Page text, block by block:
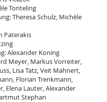
Tonteling
Theresa Schulz, Michèle
Paterakis
Alexander Koning
Meyer, Markus Vorreiter,
Lisa Tatz, Veit Mahnert,
Florian Trenkmann,
Elena Lauter, Alexander
Stephan